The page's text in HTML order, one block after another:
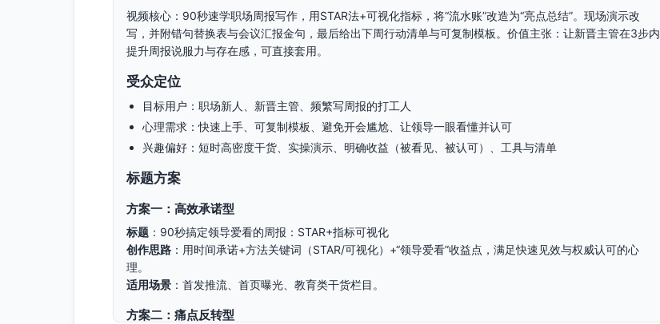
视频核心：90秒速学职场周报写作，用STAR法+可视化指标，将“流水账”改造为“亮点总结”。现场演示改
写，并附错句替换表与会议汇报金句，最后给出下周行动清单与可复制模板。价值主张：让新晋主管在3步内
提升周报说服力与存在感，可直接套用。
受众定位
目标用户：职场新人、新晋主管、频繁写周报的打工人
心理需求：快速上手、可复制模板、避免开会尴尬、让领导一眼看懂并认可
兴趣偏好：短时高密度干货、实操演示、明确收益（被看见、被认可）、工具与清单
标题方案
方案一：高效承诺型
标题 ：90秒搞定领导爱看的周报：STAR+指标可视化
创作思路 ：用时间承诺+方法关键词（STAR/可视化）+“领导爱看”收益点，满足快速见效与权威认可的心
理。
适用场景 ：首发推流、首页曝光、教育类干货栏目。
方案二：痛点反转型